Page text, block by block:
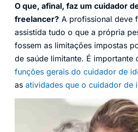
O que, afinal, faz um cuidador
freelancer? A profissional deve
assistida tudo o que a própria
fossem as limitações impostas
de saúde limitante. É importante
funções gerais do cuidador de
as atividades que o cuidador de